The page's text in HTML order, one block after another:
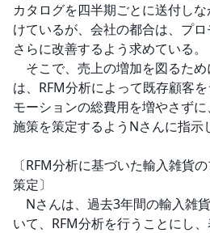
カタログを四半期ごとに送付し
けているが、会社の都合は、プ
さらに改善するよう求めている。
そこで、売上の増加を図るた
は、RFM分析によって既存顧客
モーションの総費用を増やさず
施策を策定するようNさんに指示
〔RFM分析に基づいた輸入雑貨
策定〕
Nさんは、過去3年間の輸入雑
いて、RFM分析を行うことにし